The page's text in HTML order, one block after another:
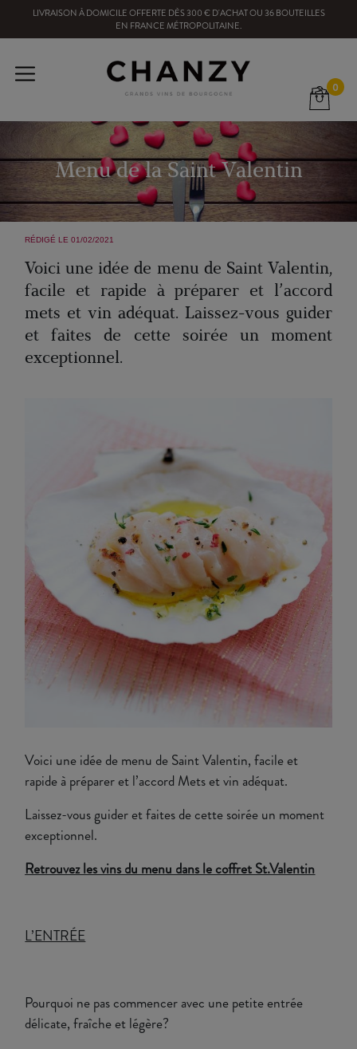
LIVRAISON À DOMICILE OFFERTE DÈS300€ D'ACHAT OU 36BOUTEILLES
EN FRANCE MÉTROPOLITAINE.
0
Menu de la Saint Valentin
RÉDIGÉ LE 01/02/2021
Voici une idée de menu de Saint Valentin,
facile et rapide à préparer et l’accord
mets et vin adéquat. Laissez-vous guider
et faites de cette soirée un moment
exceptionnel.
Voici une idée de menu de Saint Valentin, facile et
rapide à préparer et l’accord Mets et vin adéquat.
Laissez-vous guider et faites de cette soirée un moment
exceptionnel.
Retrouvez les vins du menu dans le coffret St.Valentin
L’ENTRÉE
Pourquoi ne pas commencer avec une petite entrée
délicate, fraîche et légère?